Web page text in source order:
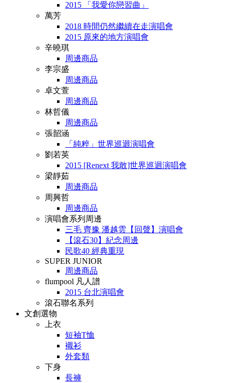
2015 「我愛你戀習曲」
萬芳
2018 時間仍然繼續在走演唱會
2015 原來的地方演唱會
辛曉琪
周邊商品
李宗盛
周邊商品
卓文萱
周邊商品
林哲儀
周邊商品
張韶涵
「純粹」世界巡迴演唱會
劉若英
2015 [Renext 我敢]世界巡迴演唱會
梁靜茹
周邊商品
周興哲
周邊商品
演唱會系列周邊
三毛 齊豫 潘越雲【回聲】演唱會
【滾石30】紀念周邊
民歌40 經典重現
SUPER JUNIOR
周邊商品
flumpool 凡人譜
2015 台北演唱會
滾石聯名系列
文創選物
上衣
短袖T恤
襯衫
外套類
下身
長褲